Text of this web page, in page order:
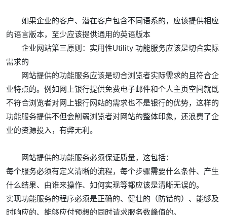
如果企业的客户、潜在客户包含不同语系的，应该提供相应
的语言版本，至少应该提供通用的英语版本
企业网站第三原则：实用性Utility 功能服务应该是切合实际
需求的
网站提供的功能服务应该是切合浏览者实际需求的且符合企
业特点的。例如网上银行提供免费电子邮件和个人主页空间就既
不符合浏览者对网上银行网站的需求也不是银行的优势，这样的
功能服务提供不但会削弱浏览者对网站的整体印象，还浪费了企
业的资源投入，有弊无利。
网站提供的功能服务必须保证质量，这包括：
每个服务必须有定义清晰的流程，每个步骤需要什么条件、产生
什么结果、由谁来操作、如何实现等都应该是清晰无误的。
实现功能服务的程序必须是正确的、健壮的（防错的）、能够及
时响应的、能够应付预想的同时请求服务数峰值的。